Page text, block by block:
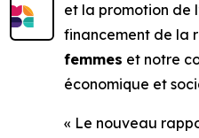
et la promotion de
financement de la
femmes et notre
économique et
« Le nouveau